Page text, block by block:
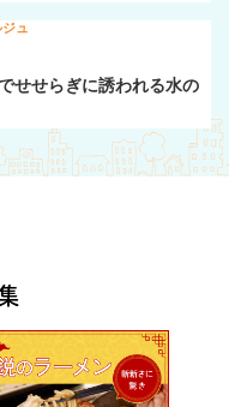
ュ
せせらぎに誘われる水の